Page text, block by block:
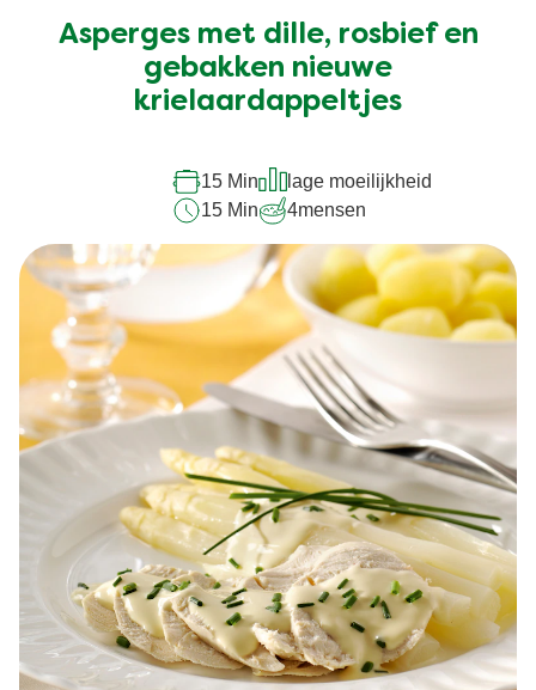
voor
deze
Asperges met dille, rosbief en
gebakken nieuwe
krielaardappeltjes
15 Min
lage moeilijkheid
15 Min
4mensen